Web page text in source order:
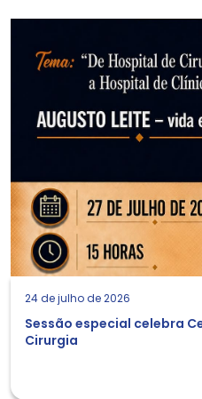
24 de julho de 2026
Sessão especial celebra
Cirurgia